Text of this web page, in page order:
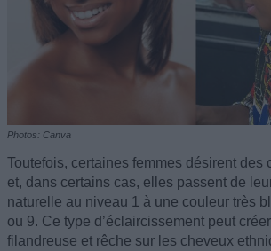
Photos: Canva
Toutefois, certaines femmes désirent des
et, dans certains cas, elles passent de
naturelle au niveau 1 à une couleur très
ou 9. Ce type d’éclaircissement peut
filandreuse et rêche sur les cheveux